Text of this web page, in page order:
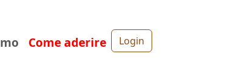
Come aderire Login